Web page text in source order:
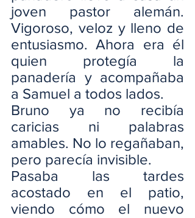
joven pastor alemán.
Vigoroso, veloz y lleno de
entusiasmo. Ahora era él
quien protegía la
panadería y acompañaba
a Samuel a todos lados.
Bruno ya no recibía
caricias ni palabras
amables. No lo regañaban,
pero parecía invisible.
Pasaba las tardes
acostado en el patio,
viendo cómo el nuevo